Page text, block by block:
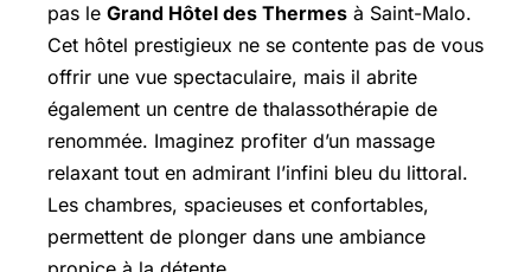
pas le Grand Hôtel des Thermes à Saint-Malo.
Cet hôtel prestigieux ne se contente pas de vous
offrir une vue spectaculaire, mais il abrite
également un centre de thalassothérapie de
renommée. Imaginez profiter d’un massage
relaxant tout en admirant l’infini bleu du littoral.
Les chambres, spacieuses et confortables,
permettent de plonger dans une ambiance